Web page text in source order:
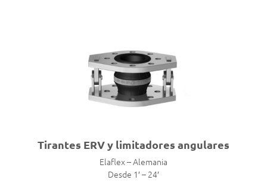
Tirantes ERV y limitadores angulares
Elaflex – Alemania
Desde 1′ – 24′